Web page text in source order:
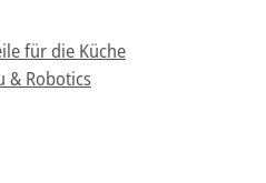
für die Küche
& Robotics